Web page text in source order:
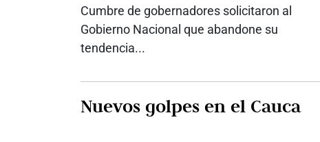
Cumbre de gobernadores solicitaron al
Gobierno Nacional que abandone su
tendencia...
Nuevos golpes en el Cauca